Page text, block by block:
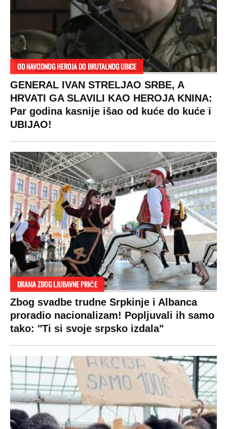
OD NAVODNOG HEROJA DO BRUTALNOG UBICE
GENERAL IVAN STRELJAO SRBE, A
HRVATI GA SLAVILI KAO HEROJA KNINA:
Par godina kasnije išao od kuće do kuće i
UBIJAO!
DRAMA ZBOG LJUBAVNE PRIČE
Zbog svadbe trudne Srpkinje i Albanca
proradio nacionalizam! Popljuvali ih samo
tako: "Ti si svoje srpsko izdala"